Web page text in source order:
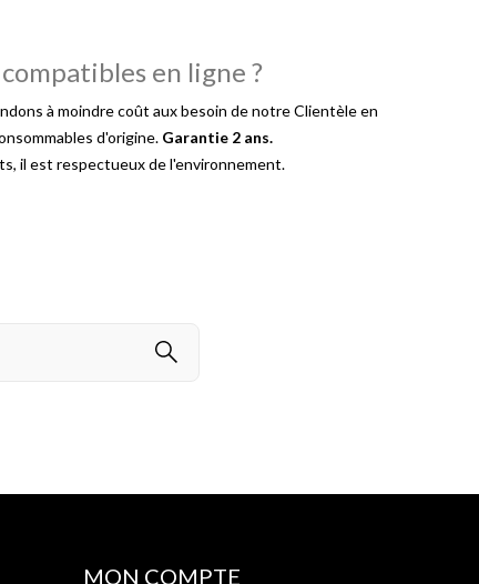
en ligne ?
à moindre coût aux besoin de notre Clientèle en
d'origine. Garantie 2 ans.
il est respectueux de l'environnement.
MON COMPTE